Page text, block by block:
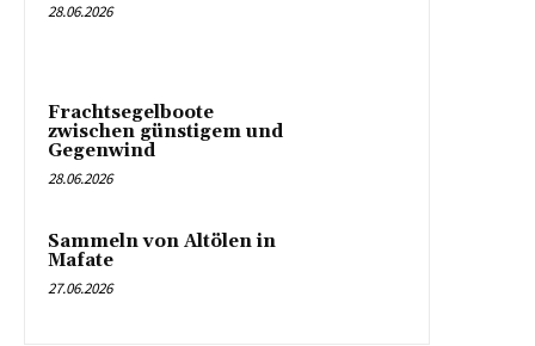
28.06.2026
Frachtsegelboote
zwischen günstigem und
Gegenwind
28.06.2026
Sammeln von Altölen in
Mafate
27.06.2026